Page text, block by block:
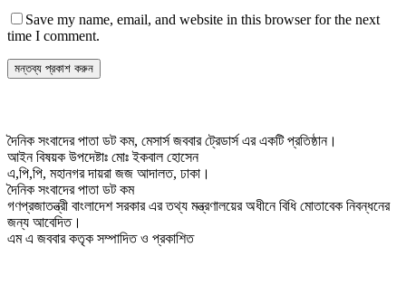
Save my name, email, and website in this browser for the next
time I comment.
দৈনিক সংবাদের পাতা ডট কম, মেসার্স জববার ট্রেডার্স এর একটি প্রতিষ্ঠান।
আইন বিষয়ক উপদেষ্টাঃ মোঃ ইকবাল হোসেন
এ,পি,পি, মহানগর দায়রা জজ আদালত, ঢাকা।
দৈনিক সংবাদের পাতা ডট কম
গণপ্রজাতন্ত্রী বাংলাদেশ সরকার এর তথ্য মন্ত্রণালয়ের অধীনে বিধি মোতাবেক নিবন্ধনের
জন্য আবেদিত।
এম এ জববার কতৃক সম্পাদিত ও প্রকাশিত